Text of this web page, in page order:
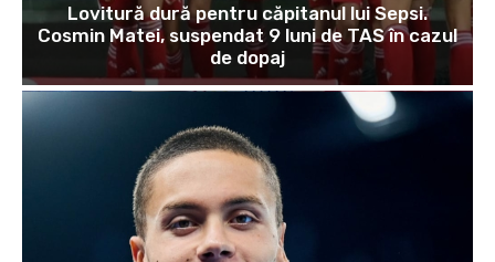
Lovitură dură pentru căpitanul lui Sepsi.
Cosmin Matei, suspendat 9 luni de TAS în cazul
de dopaj